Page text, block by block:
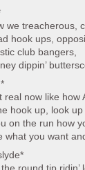
we treacherous,
hook ups,
club bangers,
dippin’
real now like how
hook up, look
on the run how
what you want